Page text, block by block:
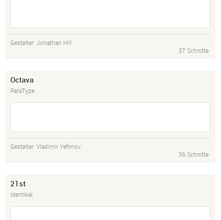
Gestalter: Jonathan Hill
37 Schnitte
Octava
ParaType
Gestalter: Vladimir Yefimov
36 Schnitte
21st
Identikal